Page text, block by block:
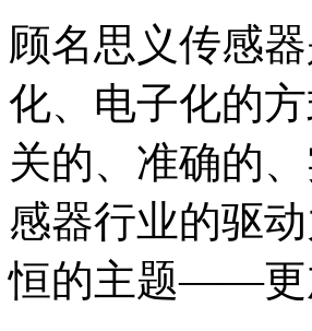
顾名思义传感
化、电子化的
关的、准确的
感器行业的驱
恒的主题——更